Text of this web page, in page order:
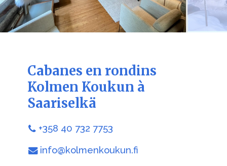
Cabanes en rondins
Kolmen Koukun à
Saariselkä
+358 40 732 7753
info@kolmenkoukun.fi